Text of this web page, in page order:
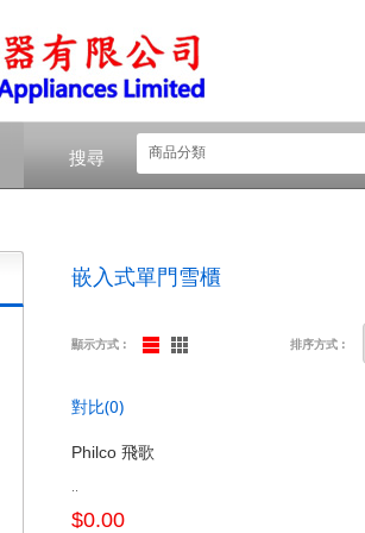
搜尋 商品分類
嵌入式單門雪櫃
顯示方式︰ 排序方式︰
對比(0)
Philco 飛歌
$0.00